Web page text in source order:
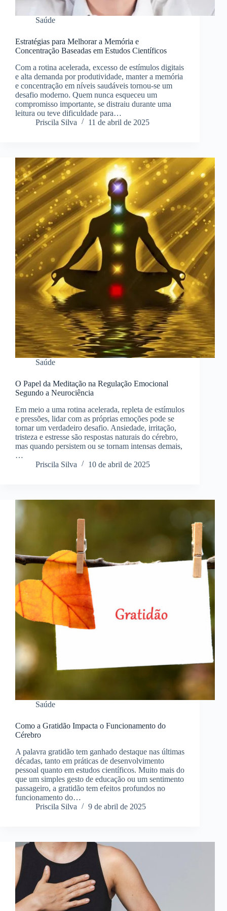
Saúde
Estratégias para Melhorar a Memória e
Concentração Baseadas em Estudos Científicos
Com a rotina acelerada, excesso de estímulos digitais
e alta demanda por produtividade, manter a memória
e concentração em níveis saudáveis tornou-se um
desafio moderno. Quem nunca esqueceu um
compromisso importante, se distraiu durante uma
leitura ou teve dificuldade para…
Priscila Silva
11 de abril de 2025
Saúde
O Papel da Meditação na Regulação Emocional
Segundo a Neurociência
Em meio a uma rotina acelerada, repleta de estímulos
e pressões, lidar com as próprias emoções pode se
tornar um verdadeiro desafio. Ansiedade, irritação,
tristeza e estresse são respostas naturais do cérebro,
mas quando persistem ou se tornam intensas demais,
…
Priscila Silva
10 de abril de 2025
Saúde
Como a Gratidão Impacta o Funcionamento do
Cérebro
A palavra gratidão tem ganhado destaque nas últimas
décadas, tanto em práticas de desenvolvimento
pessoal quanto em estudos científicos. Muito mais do
que um simples gesto de educação ou um sentimento
passageiro, a gratidão tem efeitos profundos no
funcionamento do…
Priscila Silva
9 de abril de 2025